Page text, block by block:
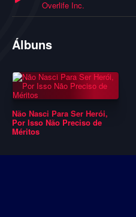
Overlife Inc.
Álbuns
Não Nasci Para Ser Herói,
Por Isso Não Preciso de
Méritos